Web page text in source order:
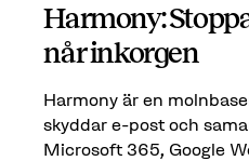
Harmony:
når inkorgen
Harmony är en
skyddar e-post och
Microsoft 365, Google